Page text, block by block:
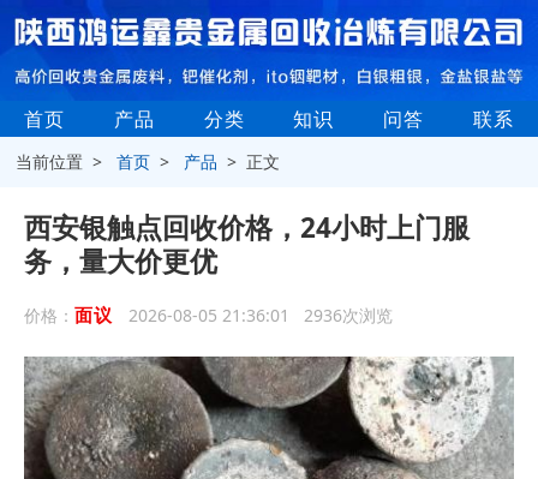
首页 产品 分类 知识 问答 联系
当前位置 >首页 > 产品 > 正文
西安银触点回收价格，24小时上门服
务，量大价更优
价格： 面议 2026-08-05 21:36:01 2936次浏览